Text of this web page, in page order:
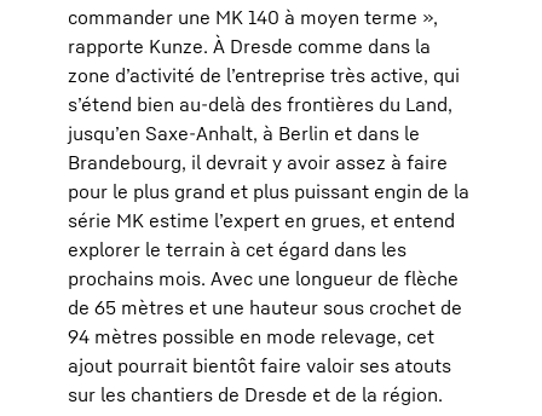
commander une MK 140 à moyen terme »,
rapporte Kunze. À Dresde comme dans la
zone d’activité de l’entreprise très active, qui
s’étend bien au-delà des frontières du Land,
jusqu’en Saxe-Anhalt, à Berlin et dans le
Brandebourg, il devrait y avoir assez à faire
pour le plus grand et plus puissant engin de la
série MK estime l’expert en grues, et entend
explorer le terrain à cet égard dans les
prochains mois. Avec une longueur de flèche
de 65 mètres et une hauteur sous crochet de
94 mètres possible en mode relevage, cet
ajout pourrait bientôt faire valoir ses atouts
sur les chantiers de Dresde et de la région.